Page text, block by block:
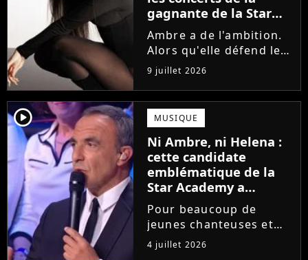
gagnante de la Star
Academy !
Ambre a de l'ambition.
Alors qu'elle défend le
single J'me demande et
qu'elle prépare son
premier album, la
gagnante de la dernière
saison de la Star
Academy annonce les
dates de sa...
9 juillet 2026
player2 MUSIQUE
Ni Ambre, ni Helena :
cette candidate
emblématique de la
Star Academy a
souffert après
l'émission, "J'étais
traitée de potiche"
Pour beaucoup de
jeunes chanteuses et
chanteurs, la Star
Academy est un rêve.
4 juillet 2026